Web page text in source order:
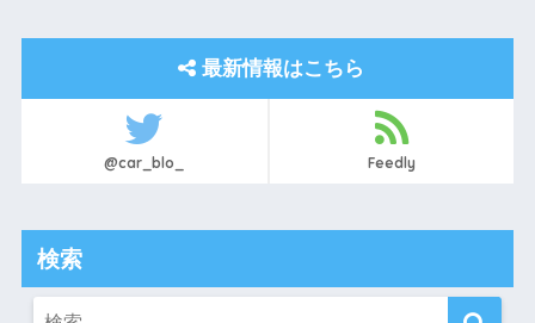
最新情報はこちら
@car_blo_ Feedly
検索